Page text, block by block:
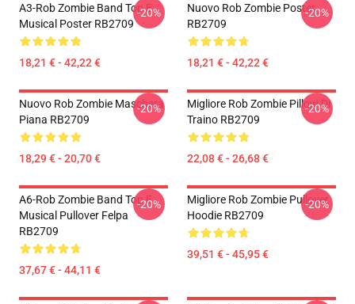
A3-Rob Zombie Band Top E
Musical Poster RB2709
18,21 € - 42,22 €
-20%
Nuovo Rob Zombie Poster
RB2709
18,21 € - 42,22 €
-20%
Nuovo Rob Zombie Maschera
Piana RB2709
18,29 € - 20,70 €
-20%
Migliore Rob Zombie Pillow Di
Traino RB2709
22,08 € - 26,68 €
-20%
A6-Rob Zombie Band Top E
Musical Pullover Felpa
RB2709
37,67 € - 44,11 €
-20%
Migliore Rob Zombie Pullover
Hoodie RB2709
39,51 € - 45,95 €
-20%